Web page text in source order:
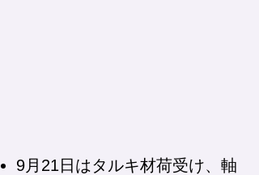
9月21日はタルキ材荷受け、軸